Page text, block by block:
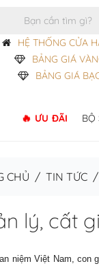
HỆ THỐNG CỬA
BẢNG GIÁ
BẢNG GIÁ
ƯU ĐÃI BỘ
CHỦ / TIN TỨC /
lý, cất
niệm Việt Nam, con